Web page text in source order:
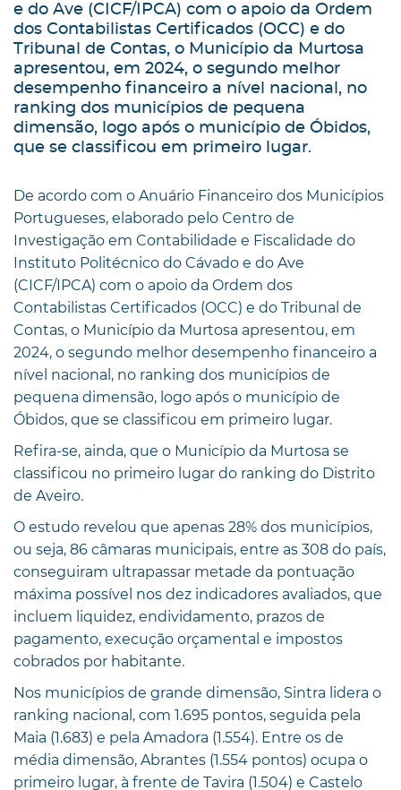
e do Ave (CICF/IPCA) com o apoio da Ordem
dos Contabilistas Certificados (OCC) e do
Tribunal de Contas, o Município da Murtosa
apresentou, em 2024, o segundo melhor
desempenho financeiro a nível nacional, no
ranking dos municípios de pequena
dimensão, logo após o município de Óbidos,
que se classificou em primeiro lugar.
De acordo com o Anuário Financeiro dos Municípios
Portugueses, elaborado pelo Centro de
Investigação em Contabilidade e Fiscalidade do
Instituto Politécnico do Cávado e do Ave
(CICF/IPCA) com o apoio da Ordem dos
Contabilistas Certificados (OCC) e do Tribunal de
Contas, o Município da Murtosa apresentou, em
2024, o segundo melhor desempenho financeiro a
nível nacional, no ranking dos municípios de
pequena dimensão, logo após o município de
Óbidos, que se classificou em primeiro lugar.
Refira-se, ainda, que o Município da Murtosa se
classificou no primeiro lugar do ranking do Distrito
de Aveiro.
O estudo revelou que apenas 28% dos municípios,
ou seja, 86 câmaras municipais, entre as 308 do país,
conseguiram ultrapassar metade da pontuação
máxima possível nos dez indicadores avaliados, que
incluem liquidez, endividamento, prazos de
pagamento, execução orçamental e impostos
cobrados por habitante.
Nos municípios de grande dimensão, Sintra lidera o
ranking nacional, com 1.695 pontos, seguida pela
Maia (1.683) e pela Amadora (1.554). Entre os de
média dimensão, Abrantes (1.554 pontos) ocupa o
primeiro lugar, à frente de Tavira (1.504) e Castelo